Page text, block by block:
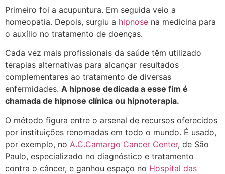
Primeiro foi a acupuntura. Em seguida veio a
homeopatia. Depois, surgiu a hipnose na medicina para
o auxílio no tratamento de doenças.
Cada vez mais profissionais da saúde têm utilizado
terapias alternativas para alcançar resultados
complementares ao tratamento de diversas
enfermidades. A hipnose dedicada a esse fim é
chamada de hipnose clínica ou hipnoterapia.
O método figura entre o arsenal de recursos oferecidos
por instituições renomadas em todo o mundo. É usado,
por exemplo, no A.C.Camargo Cancer Center, de São
Paulo, especializado no diagnóstico e tratamento
contra o câncer, e ganhou espaço no Hospital das